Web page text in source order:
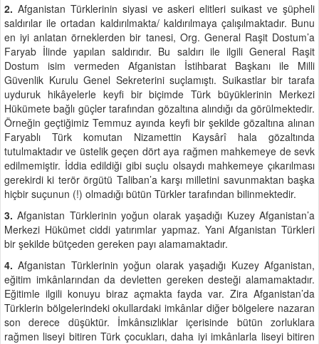
2. Afganistan Türklerinin siyasi ve askeri elitleri suikast ve şüpheli
saldırılar ile ortadan kaldırılmakta/ kaldırılmaya çalışılmaktadır. Bunu
en iyi anlatan örneklerden bir tanesi, Org. General Raşit Dostum’a
Faryab İlinde yapılan saldırıdır. Bu saldırı ile ilgili General Raşit
Dostum isim vermeden Afganistan İstihbarat Başkanı ile Milli
Güvenlik Kurulu Genel Sekreterini suçlamıştı. Suikastlar bir tarafa
uyduruk hikâyelerle keyfi bir biçimde Türk büyüklerinin Merkezi
Hükümete bağlı güçler tarafından gözaltına alındığı da görülmektedir.
Örneğin geçtiğimiz Temmuz ayında keyfi bir şekilde gözaltına alınan
Faryablı Türk komutan Nizamettin Kaysârî hala gözaltında
tutulmaktadır ve üstelik geçen dört aya rağmen mahkemeye de sevk
edilmemiştir. İddia edildiği gibi suçlu olsaydı mahkemeye çıkarılması
gerekirdi ki terör örgütü Taliban’a karşı milletini savunmaktan başka
hiçbir suçunun (!) olmadığı bütün Türkler tarafından bilinmektedir.
3. Afganistan Türklerinin yoğun olarak yaşadığı Kuzey Afganistan’a
Merkezi Hükümet ciddi yatırımlar yapmaz. Yani Afganistan Türkleri
bir şekilde bütçeden gereken payı alamamaktadır.
4. Afganistan Türklerinin yoğun olarak yaşadığı Kuzey Afganistan,
eğitim imkânlarından da devletten gereken desteği alamamaktadır.
Eğitimle ilgili konuyu biraz açmakta fayda var. Zira Afganistan’da
Türklerin bölgelerindeki okullardaki imkânlar diğer bölgelere nazaran
son derece düşüktür. İmkânsızlıklar içerisinde bütün zorluklara
rağmen liseyi bitiren Türk çocukları, daha iyi imkânlarla liseyi bitiren